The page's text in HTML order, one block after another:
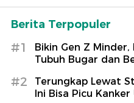
Berita Terpopuler
#1
Bikin Gen Z
Tubuh Bugar dan
#2
Terungkap Lewat
Ini Bisa Picu Kanker